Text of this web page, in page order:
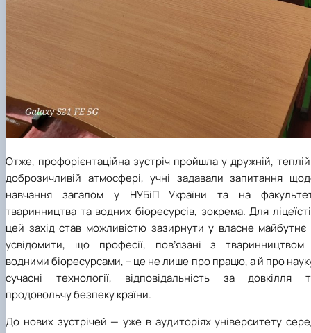
Отже, профорієнтаційна зустріч пройшла у дружній, теплій
доброзичливій атмосфері, учні задавали запитання
навчання загалом у НУБіП України та на
тваринництва та водних біоресурсів, зокрема. Для
цей захід став можливістю зазирнути у власне майбутнє
усвідомити, що професії, пов’язані з тваринництвом
водними біоресурсами, – це не лише про працю, а й про
сучасні технології, відповідальність за довкілля
продовольчу безпеку країни.
До нових зустрічей — уже в аудиторіях університету